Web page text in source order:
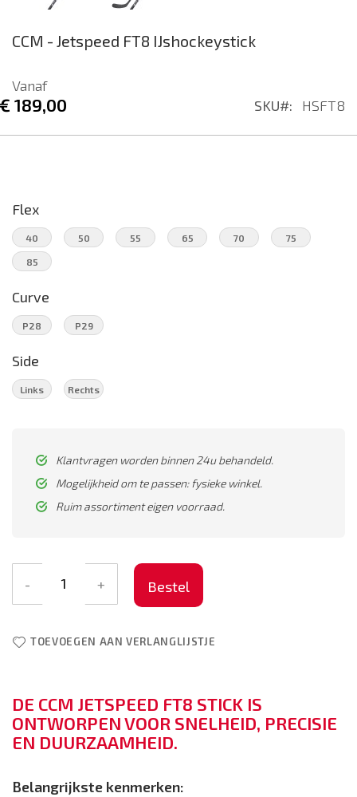
naar
begin
van
CCM - Jetspeed FT8 IJshockeystick
Vanaf
€ 189,00 SKU HSFT8
Flex
40 50 55 65 70 75
85
Curve
P28 P29
Side
Links Rechts
Klantvragen worden binnen 24u behandeld.
Mogelijkheid om te passen: fysieke winkel.
Ruim assortiment eigen voorraad.
- + Bestel
TOEVOEGEN AAN VERLANGLIJSTJE
DE CCM JETSPEED FT8 STICK IS
ONTWORPEN VOOR SNELHEID, PRECISIE
EN DUURZAAMHEID.
Belangrijkste kenmerken: